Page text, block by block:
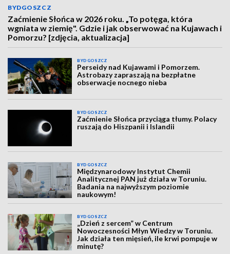
BYDGOSZCZ
Zaćmienie Słońca w 2026 roku. „To potęga, która
wgniata w ziemię". Gdzie i jak obserwować na Kujawach i
Pomorzu? [zdjęcia, aktualizacja]
BYDGOSZCZ
Perseidy nad Kujawami i Pomorzem.
Astrobazy zapraszają na bezpłatne
obserwacje nocnego nieba
BYDGOSZCZ
Zaćmienie Słońca przyciąga tłumy. Polacy
ruszają do Hiszpanii i Islandii
BYDGOSZCZ
Międzynarodowy Instytut Chemii
Analitycznej PAN już działa w Toruniu.
Badania na najwyższym poziomie
naukowym!
BYDGOSZCZ
„Dzień z sercem” w Centrum
Nowoczesności Młyn Wiedzy w Toruniu.
Jak działa ten mięsień, ile krwi pompuje w
minutę?